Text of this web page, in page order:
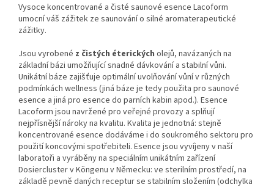
Vysoce koncentrované a čisté saunové esence Lacoform
umocní váš zážitek ze saunování o silné aromaterapeutické
zážitky.
Jsou vyrobené z čistých éterických olejů, navázaných na
základní bázi umožňující snadné dávkování a stabilní vůni.
Unikátní báze zajišťuje optimální uvolňování vůní v různých
podmínkách wellness (jiná báze je tedy použita pro saunové
esence a jiná pro esence do parních kabin apod.). Esence
Lacoform jsou navržené pro veřejné provozy a splňují
nejpřísnější nároky na kvalitu. Kvalita je jednotná: stejně
koncentrované esence dodáváme i do soukromého sektoru pro
použití koncovými spotřebiteli. Esence jsou vyvíjeny v naší
laboratoři a vyráběny na speciálním unikátním zařízení
Dosiercluster v Köngenu v Německu: ve sterilním prostředí, na
základě pevně daných receptur se stabilním složením (odchylka